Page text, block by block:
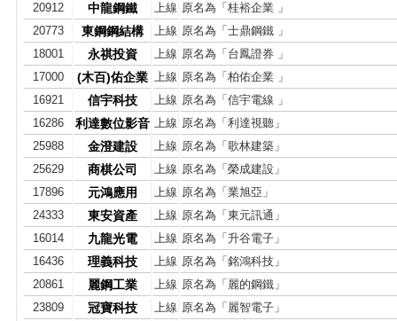
20912
中龍鋼鐵 上線 原名為「桂裕企業 」
20773
東鋼鋼結構 上線 原名為「士鼎鋼鐵 」
18001
永祺投資 上線 原名為「台鳳證券 」
17000
(木百)佑企業 上線 原名為「柏佑企業 」
16921
信宇科技 上線 原名為「信宇電線 」
16286
利達數位影音 上線 原名為「利達視聽」
25988
金澄建設 上線 原名為「歌林建築」
25629
商棋公司 上線 原名為「榮成建設」
17896
元鴻應用 上線 原名為「業旭亞」
24333
東安資產 上線 原名為「東元訊通」
16014
九龍光電 上線 原名為「升谷電子」
16436
理義科技 上線 原名為「銘鴻科技」
20861
麗鋼工業 上線 原名為「麗的鋼鐵」
23809
冠寶科技 上線 原名為「麗智電子」